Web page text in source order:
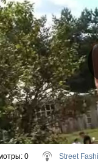
: 0 Street